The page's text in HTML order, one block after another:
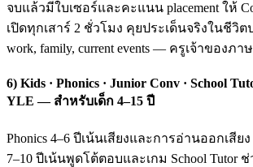
จบแล้วมีใบเซอร์และคะแนน placement ให้
เปิดทุกเสาร์ 2 ชั่วโมง คุยประเด็นจริงในชีวิต
work, family, current events — ครูเจ้าของภ
6) Kids · Phonics · Junior Conv · School
YLE — สำหรับเด็ก 4–15 ปี
Phonics 4–6 ปีเน้นเสียงและการอ่านออกเสียง
7–10 ปีเน้นพูดโต้ตอบและเกม School Tutor